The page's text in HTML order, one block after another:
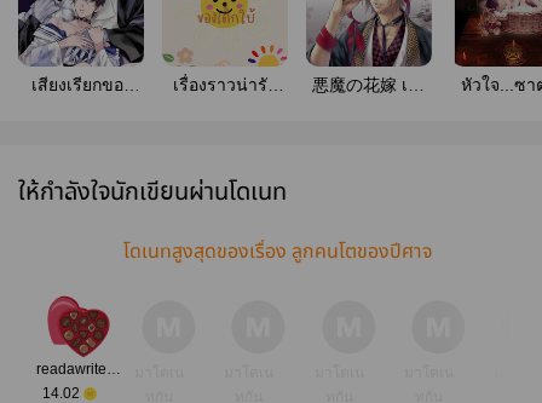
เสียงเรียกของ
เรื่องราวน่ารัก
悪魔の花嫁 เจ้า
หัวใจ...ซา
ให้กำลังใจนักเขียนผ่านโดเนท
โดเนทสูงสุดของเรื่อง ลูกคนโตของปีศาจ
readawriteofficer
14.02